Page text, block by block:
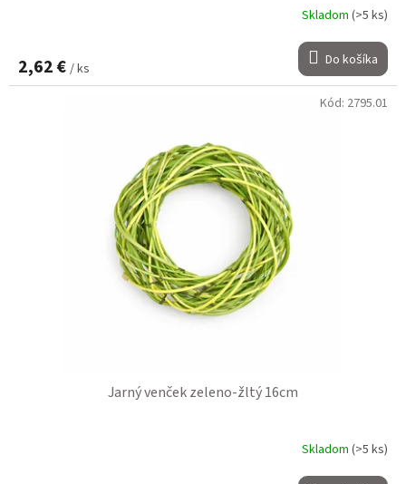
Skladom (>5 ks)
2,62 € / ks Do košíka
Jarný venček zeleno-žltý 16cm
Skladom (>5 ks)
Kód: 2795.01